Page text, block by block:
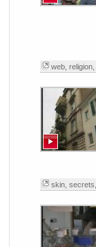
web, religion,
skin, secrets